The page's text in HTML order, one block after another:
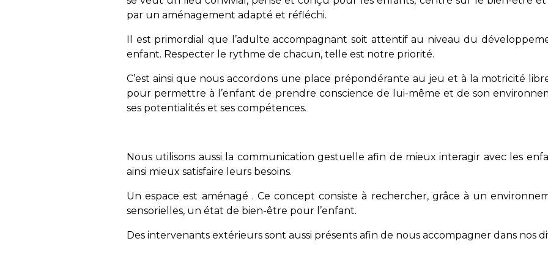
par un aménagement adapté et réfléchi.
Il est primordial que l’adulte accompagnant soit attentif au niveau du
enfant. Respecter le rythme de chacun, telle est notre priorité.
C’est ainsi que nous accordons une place prépondérante au jeu et à la motricité
pour permettre à l’enfant de prendre conscience de lui-même et de son
ses potentialités et ses compétences.
Nous utilisons aussi la communication gestuelle afin de mieux interagir avec les
ainsi mieux satisfaire leurs besoins.
Un espace est aménagé . Ce concept consiste à rechercher, grâce à un
sensorielles, un état de bien-être pour l’enfant.
Des intervenants extérieurs sont aussi présents afin de nous accompagner dans nos